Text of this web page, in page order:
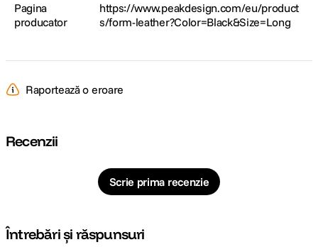
Pagina
producator
https://www.peakdesign.com/eu/product
s/form-leather?Color=Black&Size=Long
Raportează o eroare
Recenzii
Scrie prima recenzie
Întrebări și răspunsuri